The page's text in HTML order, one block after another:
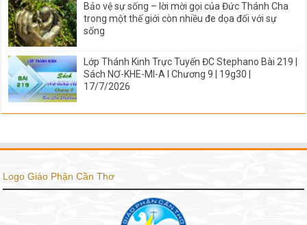
Bảo vệ sự sống – lời mời gọi của Đức Thánh Cha
trong một thế giới còn nhiều đe dọa đối với sự
sống
Lớp Thánh Kinh Trực Tuyến ĐC Stephano Bài 219 |
Sách NƠ-KHE-MI-A I Chương 9 | 19g30 |
17/7/2026
Logo Giáo Phận Cần Thơ